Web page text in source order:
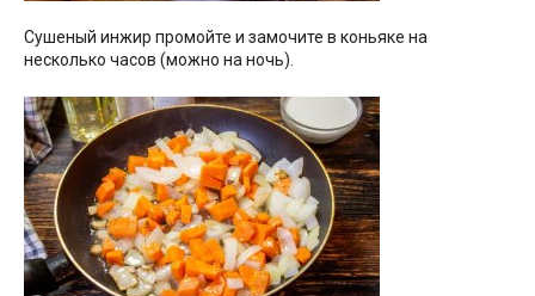
Сушеный инжир промойте и замочите в коньяке на
несколько часов (можно на ночь).